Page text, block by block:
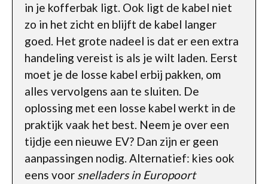
in je kofferbak ligt. Ook ligt de kabel niet
zo in het zicht en blijft de kabel langer
goed. Het grote nadeel is dat er een extra
handeling vereist is als je wilt laden. Eerst
moet je de losse kabel erbij pakken, om
alles vervolgens aan te sluiten. De
oplossing met een losse kabel werkt in de
praktijk vaak het best. Neem je over een
tijdje een nieuwe EV? Dan zijn er geen
aanpassingen nodig. Alternatief: kies ook
eens voor snelladers in Europoort